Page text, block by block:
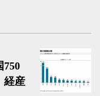
750
産